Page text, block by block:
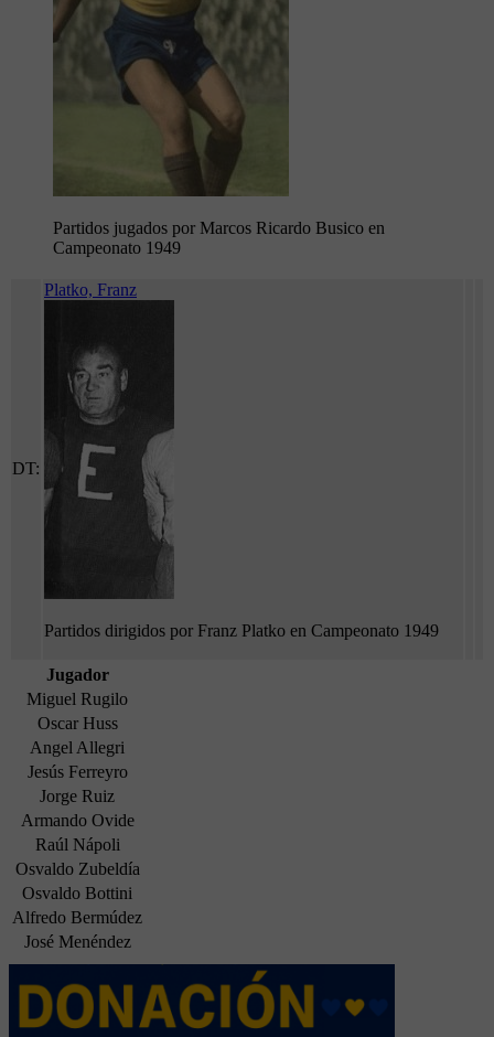
Partidos jugados por Marcos Ricardo Busico en
Campeonato 1949
DT:
Platko, Franz
Partidos dirigidos por Franz Platko en Campeonato 1949
Jugador
Miguel Rugilo
Oscar Huss
Angel Allegri
Jesús Ferreyro
Jorge Ruiz
Armando Ovide
Raúl Nápoli
Osvaldo Zubeldía
Osvaldo Bottini
Alfredo Bermúdez
José Menéndez